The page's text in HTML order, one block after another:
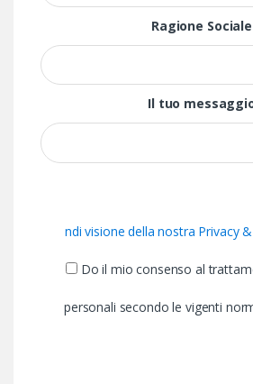
Ragione Sociale
Il tuo
ndi visione della nostra Privacy
Do il mio consenso al
personali secondo le vigenti